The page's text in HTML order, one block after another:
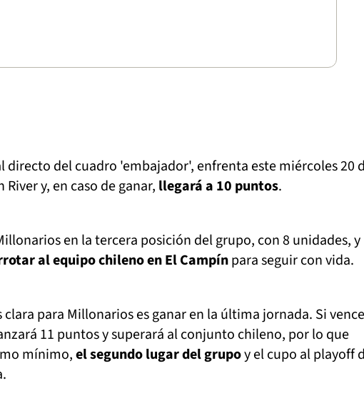
directo del cuadro 'embajador', enfrenta este miércoles 20
y, en caso de ganar, llegará a 10 puntos.
en la tercera posición del grupo, con 8 unidades,
al equipo chileno en El Campínpara seguir con vida.
clara para Millonarios es ganar en la última jornada. Si
11 puntos y superará al conjunto chileno, por lo que
mínimo,el segundo lugar del grupoy el cupo al playoff